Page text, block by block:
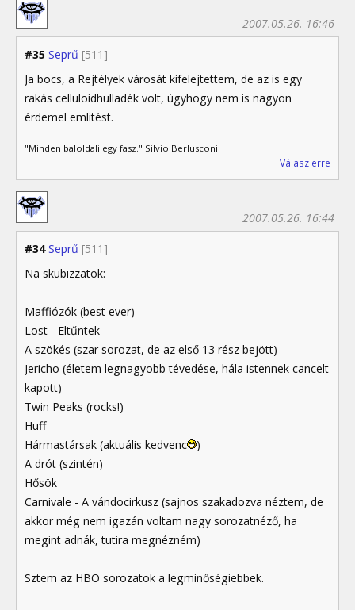
#35 Seprű [511]
2007.05.26. 16:46
Ja bocs, a Rejtélyek városát kifelejtettem, de az is egy
rakás celluloidhulladék volt, úgyhogy nem is nagyon
érdemel emlitést.
"Minden baloldali egy fasz." Silvio Berlusconi
Válasz erre
#34 Seprű [511]
2007.05.26. 16:44
Na skubizzatok:
Maffiózók (best ever)
Lost - Eltűntek
A szökés (szar sorozat, de az első 13 rész bejött)
Jericho (életem legnagyobb tévedése, hála istennek cancelt
kapott)
Twin Peaks (rocks!)
Huff
Hármastársak (aktuális kedvenc
)
A drót (szintén)
Hősök
Carnivale - A vándocirkusz (sajnos szakadozva néztem, de
akkor még nem igazán voltam nagy sorozatnéző, ha
megint adnák, tutira megnézném)
Sztem az HBO sorozatok a legminőségiebbek.